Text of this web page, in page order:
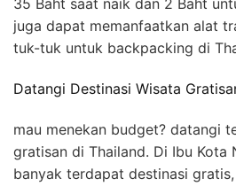
juga dapat memanfaatkan alat
tuk-tuk untuk backpacking di
Datangi Destinasi Wisata
mau menekan budget? datangi
gratisan di Thailand. Di Ibu Kota
banyak terdapat destinasi